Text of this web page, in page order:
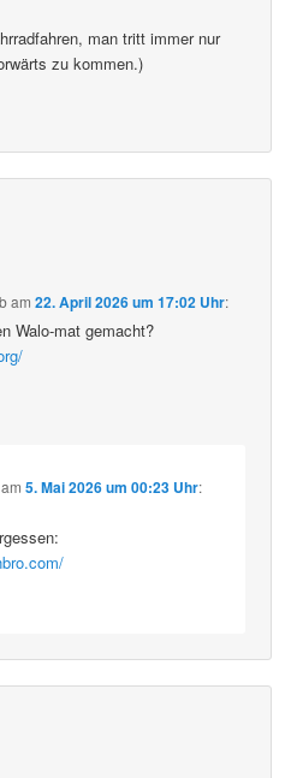
man tritt immer nur
zu kommen.)
am22. April 2026 um 17:02 Uhr:
Walo-mat gemacht?
5. Mai 2026 um 00:23 Uhr: